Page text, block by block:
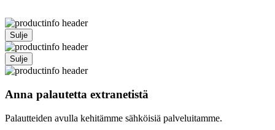
Sulje
Sulje
Anna palautetta extranetistä
Palautteiden avulla kehitämme sähköisiä palveluitamme.